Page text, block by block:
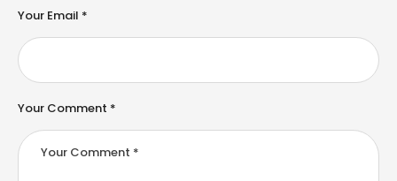
Your Comment *
Your Email *
e